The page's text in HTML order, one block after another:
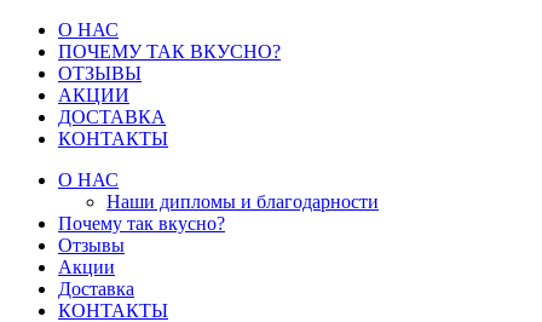
О НАС
ПОЧЕМУ ТАК ВКУСНО?
ОТЗЫВЫ
АКЦИИ
ДОСТАВКА
КОНТАКТЫ
О НАС
Наши дипломы и благодарности
Почему так вкусно?
Отзывы
Акции
Доставка
КОНТАКТЫ